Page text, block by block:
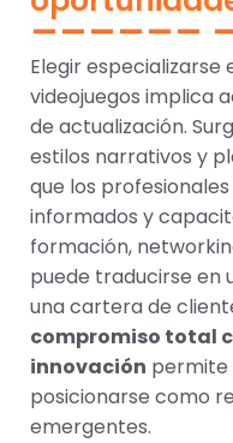
Elegir especializarse
videojuegos implica
de actualización.
estilos narrativos y
que los
informados y
formación,
puede traducirse en
una cartera de
compromiso total
innovación permite
posicionarse como
emergentes.